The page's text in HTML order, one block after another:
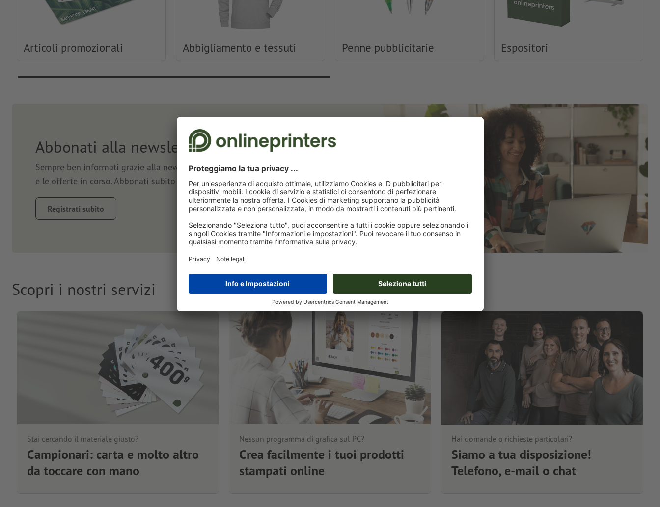
Articoli promozionali Abbigliamento e tessuti Penne pubblicitarie Espositori
Abbonati alla newsletter e risparmia il 15%!
Sempre ben informati grazie alla newsletter. Vi terremo aggiornati sulle promozioni
e le offerte in corso. Abbonati subito e approfitta dello sconto di benvenuto!
Registrati subito
Scopri i nostri servizi
Stai cercando il materiale giusto?
Campionari: carta e molto altro
da toccare con mano
Nessun programma di grafica sul PC?
Crea facilmente i tuoi prodotti
stampati online
Hai domande o richieste particolari?
Siamo a tua disposizione!
Telefono, e-mail o chat